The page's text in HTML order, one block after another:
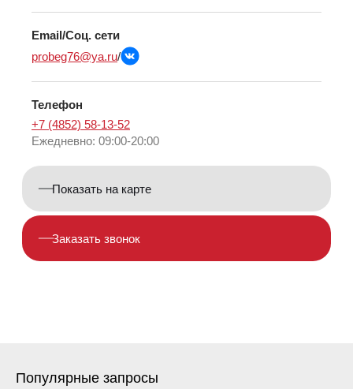
Email/Соц. сети
probeg76@ya.ru/
Телефон
+7 (4852) 58-13-52
Ежедневно: 09:00-20:00
Показать на карте
Заказать звонок
Популярные запросы